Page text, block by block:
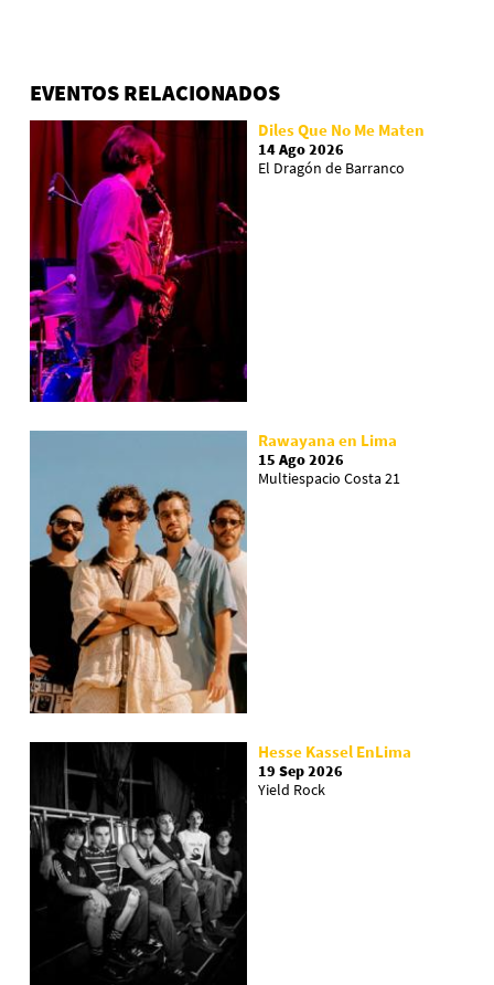
EVENTOS RELACIONADOS
Diles Que No Me Maten
14 Ago 2026
El Dragón de Barranco
Rawayana en Lima
15 Ago 2026
Multiespacio Costa 21
Hesse Kassel EnLima
19 Sep 2026
Yield Rock